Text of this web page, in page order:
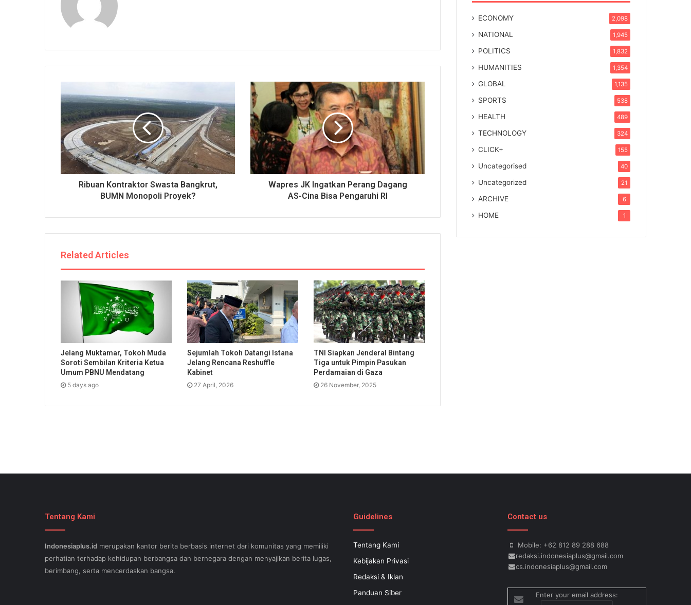
Ribuan Kontraktor Swasta Bangkrut,
BUMN Monopoli Proyek?
Wapres JK Ingatkan Perang Dagang
AS-Cina Bisa Pengaruhi RI
Related Articles
Jelang Muktamar, Tokoh Muda
Soroti Sembilan Kriteria Ketua
Umum PBNU Mendatang
5 days ago
Sejumlah Tokoh Datangi Istana
Jelang Rencana Reshuffle
Kabinet
27 April, 2026
TNI Siapkan Jenderal Bintang
Tiga untuk Pimpin Pasukan
Perdamaian di Gaza
26 November, 2025
ECONOMY 2,098
NATIONAL 1,945
POLITICS 1,832
HUMANITIES 1,354
GLOBAL 1,135
SPORTS 538
HEALTH 489
TECHNOLOGY 324
CLICK+ 155
Uncategorised 40
Uncategorized 21
ARCHIVE 6
HOME 1
Tentang Kami
Indonesiaplus.id merupakan kantor berita berbasis internet dari komunitas yang memiliki
perhatian terhadap kehidupan berbangsa dan bernegara dengan menyajikan berita lugas,
berimbang, serta mencerdaskan bangsa.
Guidelines
Tentang Kami
Kebijakan Privasi
Redaksi & Iklan
Panduan Siber
Contact us
Mobile: +62 812 89 288 688
redaksi.indonesiaplus@gmail.com
cs.indonesiaplus@gmail.com
Enter your email address: